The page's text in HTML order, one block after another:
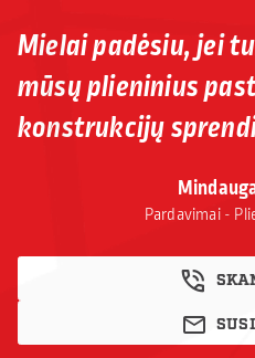
Pardavimai -
Mielai padėsiu, jei
mūsų plieninius
konstrukcijų